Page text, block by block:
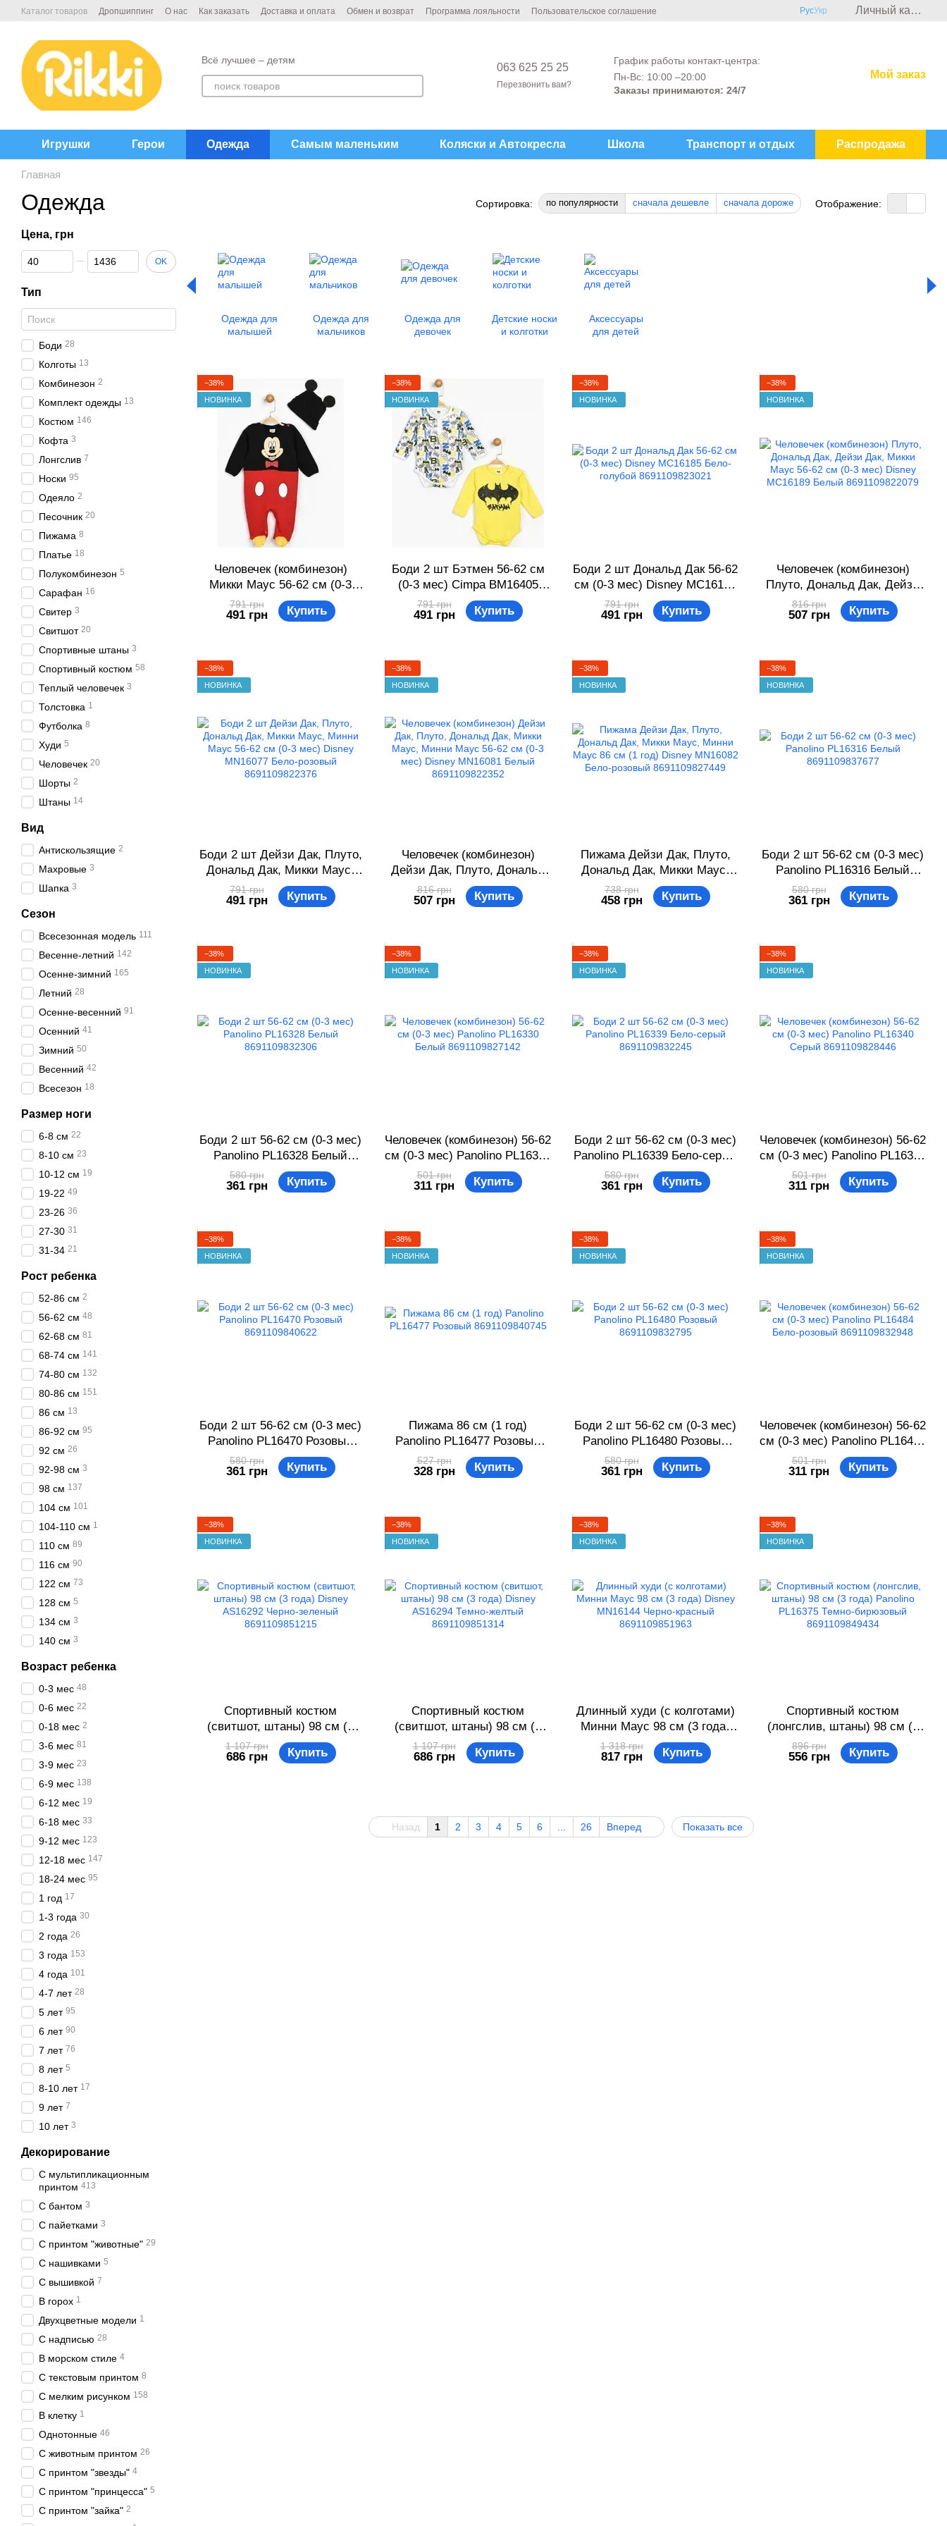
Перейти к основному контенту
Каталог товаров Дропшиппинг О нас Как заказать Доставка и оплата Обмен и возврат Программа лояльности
Пользовательское соглашение
РусУкр Личный кабинет
Всё лучшее – детям
063 625 25 25
Перезвонить вам?
График работы контакт-центра:
Пн-Вс: 10:00 –20:00
Заказы принимаются: 24/7
Мой заказ
Игрушки Герои Одежда Самым маленьким Коляски и Автокреcла Школа Транспорт и отдых Распродажа
Главная
Одежда Сортировка: по популярности сначала дешевле сначала дороже Отображение:
Одежда для
малышей
Одежда для
мальчиков
Одежда для
девочек
Детские носки
и колготки
Аксессуары
для детей
−38%
НОВИНКА
Человечек (комбинезон)
Микки Маус 56-62 см (0-3
мес) Disney MC10455 Черно-
красный 8691109774484
791 грн
491 грн Купить
−38%
НОВИНКА
Боди 2 шт Бэтмен 56-62 см
(0-3 мес) Cimpa BM16405
Желто-белый 8691109827326
791 грн
491 грн Купить
−38%
НОВИНКА
Боди 2 шт Дональд Дак 56-62
см (0-3 мес) Disney MC16185
Бело-голубой 8691109823021
791 грн
491 грн Купить
−38%
НОВИНКА
Человечек (комбинезон)
Плуто, Дональд Дак, Дейзи
Дак, Микки Маус 56-62 см (0-
3 мес) Disney MC16189
816 грн
507 грн Купить
−38%
НОВИНКА
Боди 2 шт Дейзи Дак, Плуто,
Дональд Дак, Микки Маус,
Минни Маус 56-62 см (0-3
мес) Disney MN16077 Бело-
791 грн
491 грн Купить
−38%
НОВИНКА
Человечек (комбинезон)
Дейзи Дак, Плуто, Дональд
Дак, Микки Маус, Минни
Маус 56-62 см (0-3 мес)
816 грн
507 грн Купить
−38%
НОВИНКА
Пижама Дейзи Дак, Плуто,
Дональд Дак, Микки Маус,
Минни Маус 86 см (1 год)
Disney MN16082 Бело-
738 грн
458 грн Купить
−38%
НОВИНКА
Боди 2 шт 56-62 см (0-3 мес)
Panolino PL16316 Белый
8691109837677
580 грн
361 грн Купить
−38%
НОВИНКА
Боди 2 шт 56-62 см (0-3 мес)
Panolino PL16328 Белый
8691109832306
580 грн
361 грн Купить
−38%
НОВИНКА
Человечек (комбинезон) 56-62
см (0-3 мес) Panolino PL16330
Белый 8691109827142
501 грн
311 грн Купить
−38%
НОВИНКА
Боди 2 шт 56-62 см (0-3 мес)
Panolino PL16339 Бело-серый
8691109832245
580 грн
361 грн Купить
−38%
НОВИНКА
Человечек (комбинезон) 56-62
см (0-3 мес) Panolino PL16340
Серый 8691109828446
501 грн
311 грн Купить
−38%
НОВИНКА
Боди 2 шт 56-62 см (0-3 мес)
Panolino PL16470 Розовый
8691109840622
580 грн
361 грн Купить
−38%
НОВИНКА
Пижама 86 см (1 год)
Panolino PL16477 Розовый
8691109840745
527 грн
328 грн Купить
−38%
НОВИНКА
Боди 2 шт 56-62 см (0-3 мес)
Panolino PL16480 Розовый
8691109832795
580 грн
361 грн Купить
−38%
НОВИНКА
Человечек (комбинезон) 56-62
см (0-3 мес) Panolino PL16484
Бело-розовый 8691109832948
501 грн
311 грн Купить
−38%
НОВИНКА
Спортивный костюм
(свитшот, штаны) 98 см (3
года) Disney AS16292 Черно-
зеленый 8691109851215
1 107 грн
686 грн Купить
−38%
НОВИНКА
Спортивный костюм
(свитшот, штаны) 98 см (3
года) Disney AS16294 Темно-
желтый 8691109851314
1 107 грн
686 грн Купить
−38%
НОВИНКА
Длинный худи (с колготами)
Минни Маус 98 см (3 года)
Disney MN16144 Черно-
красный 8691109851963
1 318 грн
817 грн Купить
−38%
НОВИНКА
Спортивный костюм
(лонгслив, штаны) 98 см (3
года) Panolino PL16375
Темно-бирюзовый
896 грн
556 грн Купить
Назад 1 2 3 4 5 6 26 Вперед Показать все
Цена, грн
От Цена, грн
До Цена, грн OK
Тип
Боди 28
Колготы 13
Комбинезон 2
Комплект одежды 13
Костюм 146
Кофта 3
Лонгслив 7
Носки 95
Одеяло 2
Песочник 20
Пижама 8
Платье 18
Полукомбинезон 5
Сарафан 16
Свитер 3
Свитшот 20
Спортивные штаны 3
Спортивный костюм 58
Теплый человечек 3
Толстовка 1
Футболка 8
Худи 5
Человечек 20
Шорты 2
Штаны 14
Вид
Антискользящие 2
Махровые 3
Шапка 3
Сезон
Всесезонная модель 111
Весенне-летний 142
Осенне-зимний 165
Летний 28
Осенне-весенний 91
Осенний 41
Зимний 50
Весенний 42
Всесезон 18
Размер ноги
6-8 см 22
8-10 см 23
10-12 см 19
19-22 49
23-26 36
27-30 31
31-34 21
Рост ребенка
52-86 см 2
56-62 см 48
62-68 см 81
68-74 см 141
74-80 см 132
80-86 см 151
86 см 13
86-92 см 95
92 см 26
92-98 см 3
98 см 137
104 см 101
104-110 см 1
110 см 89
116 см 90
122 см 73
128 см 5
134 см 3
140 см 3
Возраст ребенка
0-3 мес 48
0-6 мес 22
0-18 мес 2
3-6 мес 81
3-9 мес 23
6-9 мес 138
6-12 мес 19
6-18 мес 33
9-12 мес 123
12-18 мес 147
18-24 мес 95
1 год 17
1-3 года 30
2 года 26
3 года 153
4 года 101
4-7 лет 28
5 лет 95
6 лет 90
7 лет 76
8 лет 5
8-10 лет 17
9 лет 7
10 лет 3
Декорирование
С мультипликационным
принтом 413
С бантом 3
С пайетками 3
С принтом "животные" 29
С нашивками 5
С вышивкой 7
В горох 1
Двухцветные модели 1
С надписью 28
В морском стиле 4
С текстовым принтом 8
С мелким рисунком 158
В клетку 1
Однотонные 46
С животным принтом 26
С принтом "звезды" 4
С принтом "принцесса" 5
С принтом "зайка" 2